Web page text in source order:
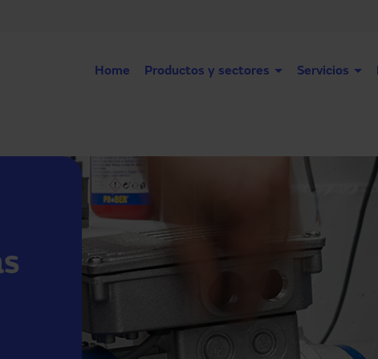
Home Productos y sectores Servicios